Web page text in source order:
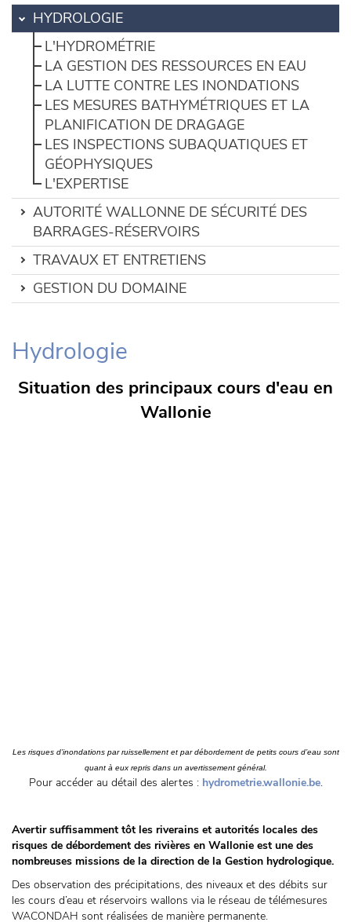
HYDROLOGIE
L'HYDROMÉTRIE
LA GESTION DES RESSOURCES EN EAU
LA LUTTE CONTRE LES INONDATIONS
LES MESURES BATHYMÉTRIQUES ET LA
PLANIFICATION DE DRAGAGE
LES INSPECTIONS SUBAQUATIQUES ET
GÉOPHYSIQUES
L'EXPERTISE
AUTORITÉ WALLONNE DE SÉCURITÉ DES
BARRAGES-RÉSERVOIRS
TRAVAUX ET ENTRETIENS
GESTION DU DOMAINE
Hydrologie
Situation des principaux cours d'eau en
Wallonie
Les risques d’inondations par ruissellement et par débordement de petits cours d’eau sont
quant à eux repris dans un avertissement général.
Pour accéder au détail des alertes : hydrometrie.wallonie.be.
Avertir suffisamment tôt les riverains et autorités locales des
risques de débordement des rivières en Wallonie est une des
nombreuses missions de la direction de la Gestion hydrologique.
Des observation des précipitations, des niveaux et des débits sur
les cours d’eau et réservoirs wallons via le réseau de télémesures
WACONDAH sont réalisées de manière permanente.